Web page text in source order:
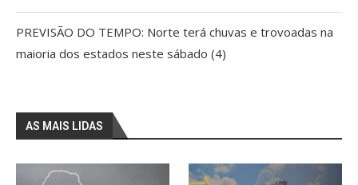
PREVISÃO DO TEMPO: Norte terá chuvas e trovoadas na
maioria dos estados neste sábado (4)
AS MAIS LIDAS